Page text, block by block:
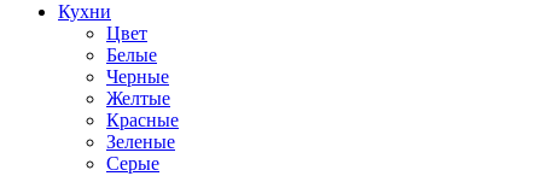
Кухни
Цвет
Белые
Черные
Желтые
Красные
Зеленые
Серые